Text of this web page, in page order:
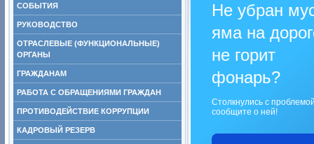
СОБЫТИЯ
РУКОВОДСТВО
ОТРАСЛЕВЫЕ (ФУНКЦИОНАЛЬНЫЕ)
ОРГАНЫ
ГРАЖДАНАМ
РАБОТА С ОБРАЩЕНИЯМИ ГРАЖДАН
ПРОТИВОДЕЙСТВИЕ КОРРУПЦИИ
КАДРОВЫЙ РЕЗЕРВ
Не убран
яма на
не горит
фонарь?
Столкнулись с
сообщите о ней!